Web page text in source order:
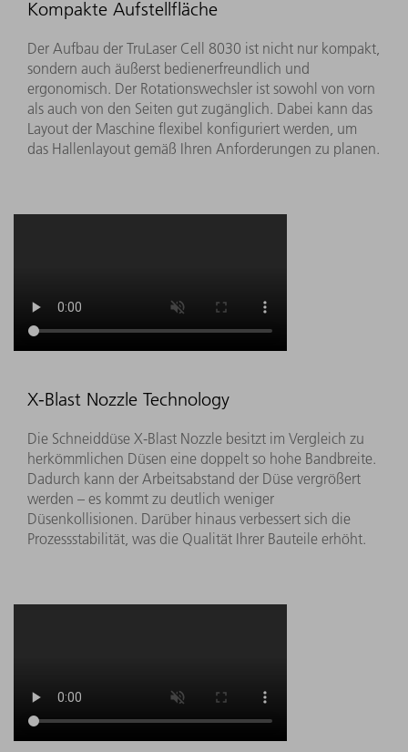
Kompakte Aufstellfläche
Der Aufbau der TruLaser Cell 8030 ist nicht nur kompakt,
sondern auch äußerst bedienerfreundlich und
ergonomisch. Der Rotationswechsler ist sowohl von vorn
als auch von den Seiten gut zugänglich. Dabei kann das
Layout der Maschine flexibel konfiguriert werden, um
das Hallenlayout gemäß Ihren Anforderungen zu planen.
X-Blast Nozzle Technology
Die Schneiddüse X-Blast Nozzle besitzt im Vergleich zu
herkömmlichen Düsen eine doppelt so hohe Bandbreite.
Dadurch kann der Arbeitsabstand der Düse vergrößert
werden – es kommt zu deutlich weniger
Düsenkollisionen. Darüber hinaus verbessert sich die
Prozessstabilität, was die Qualität Ihrer Bauteile erhöht.